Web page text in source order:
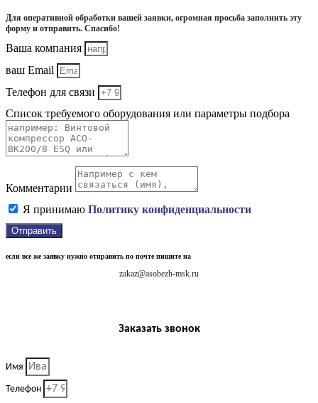
Для оперативной обработки вашей заявки, огромная просьба заполнить эту
форму и отправить. Спасибо!
Ваша компания
ваш Email
Телефон для связи
Список требуемого оборудования или параметры подбора
Комментарии
Я принимаю Политику конфиденциальности
Отправить
если все же заявку нужно отправить по почте пишите на
zakaz@asobezh-msk.ru
Заказать звонок
Имя
Телефон